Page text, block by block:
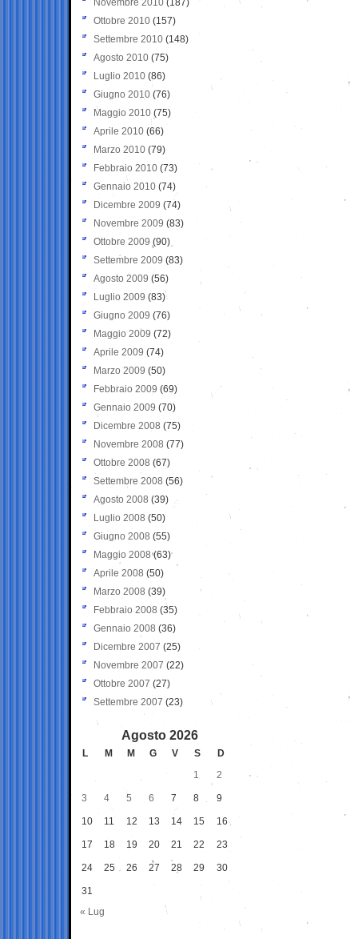
Novembre 2010 (187)
Ottobre 2010 (157)
Settembre 2010 (148)
Agosto 2010 (75)
Luglio 2010 (86)
Giugno 2010 (76)
Maggio 2010 (75)
Aprile 2010 (66)
Marzo 2010 (79)
Febbraio 2010 (73)
Gennaio 2010 (74)
Dicembre 2009 (74)
Novembre 2009 (83)
Ottobre 2009 (90)
Settembre 2009 (83)
Agosto 2009 (56)
Luglio 2009 (83)
Giugno 2009 (76)
Maggio 2009 (72)
Aprile 2009 (74)
Marzo 2009 (50)
Febbraio 2009 (69)
Gennaio 2009 (70)
Dicembre 2008 (75)
Novembre 2008 (77)
Ottobre 2008 (67)
Settembre 2008 (56)
Agosto 2008 (39)
Luglio 2008 (50)
Giugno 2008 (55)
Maggio 2008(63)
Aprile 2008 (50)
Marzo 2008 (39)
Febbraio 2008 (35)
Gennaio 2008 (36)
Dicembre 2007 (25)
Novembre 2007 (22)
Ottobre 2007 (27)
Settembre 2007 (23)
Agosto 2026
L M M G V S
D
1
2
3 4 5 6 7 8 9
10 11 12 13 14 15 16
17 18 19 20 21 22 23
24 25 26 27 28 29 30
31
« Lug